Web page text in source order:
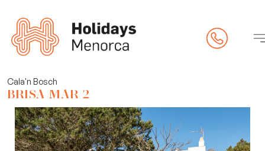
Cala'n Bosch
BRISA MAR 2